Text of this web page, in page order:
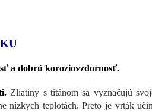
a dobrú koroziovzdornosť.
Zliatiny s titánom sa vyznačujú
nízkych teplotách. Preto je vrták